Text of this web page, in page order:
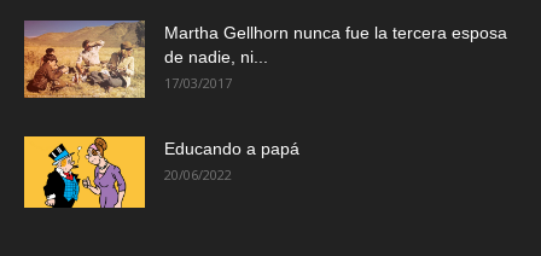
Martha Gellhorn nunca fue la tercera esposa
de nadie, ni...
17/03/2017
Educando a papá
20/06/2022